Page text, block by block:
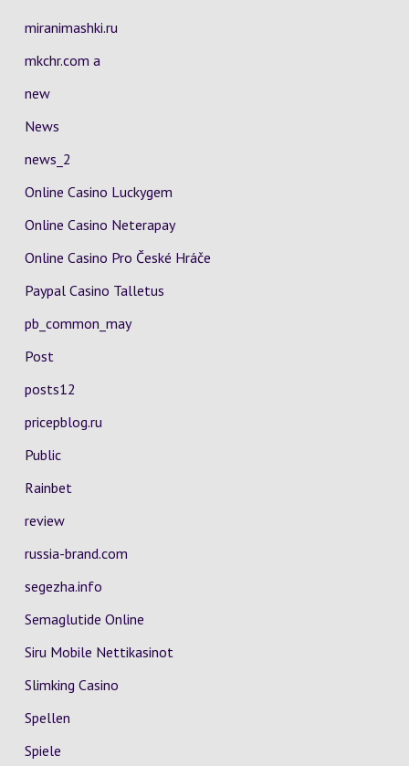
miranimashki.ru
mkchr.com a
new
News
news_2
Online Casino Luckygem
Online Casino Neterapay
Online Casino Pro České Hráče
Paypal Casino Talletus
pb_common_may
Post
posts12
pricepblog.ru
Public
Rainbet
review
russia-brand.com
segezha.info
Semaglutide Online
Siru Mobile Nettikasinot
Slimking Casino
Spellen
Spiele